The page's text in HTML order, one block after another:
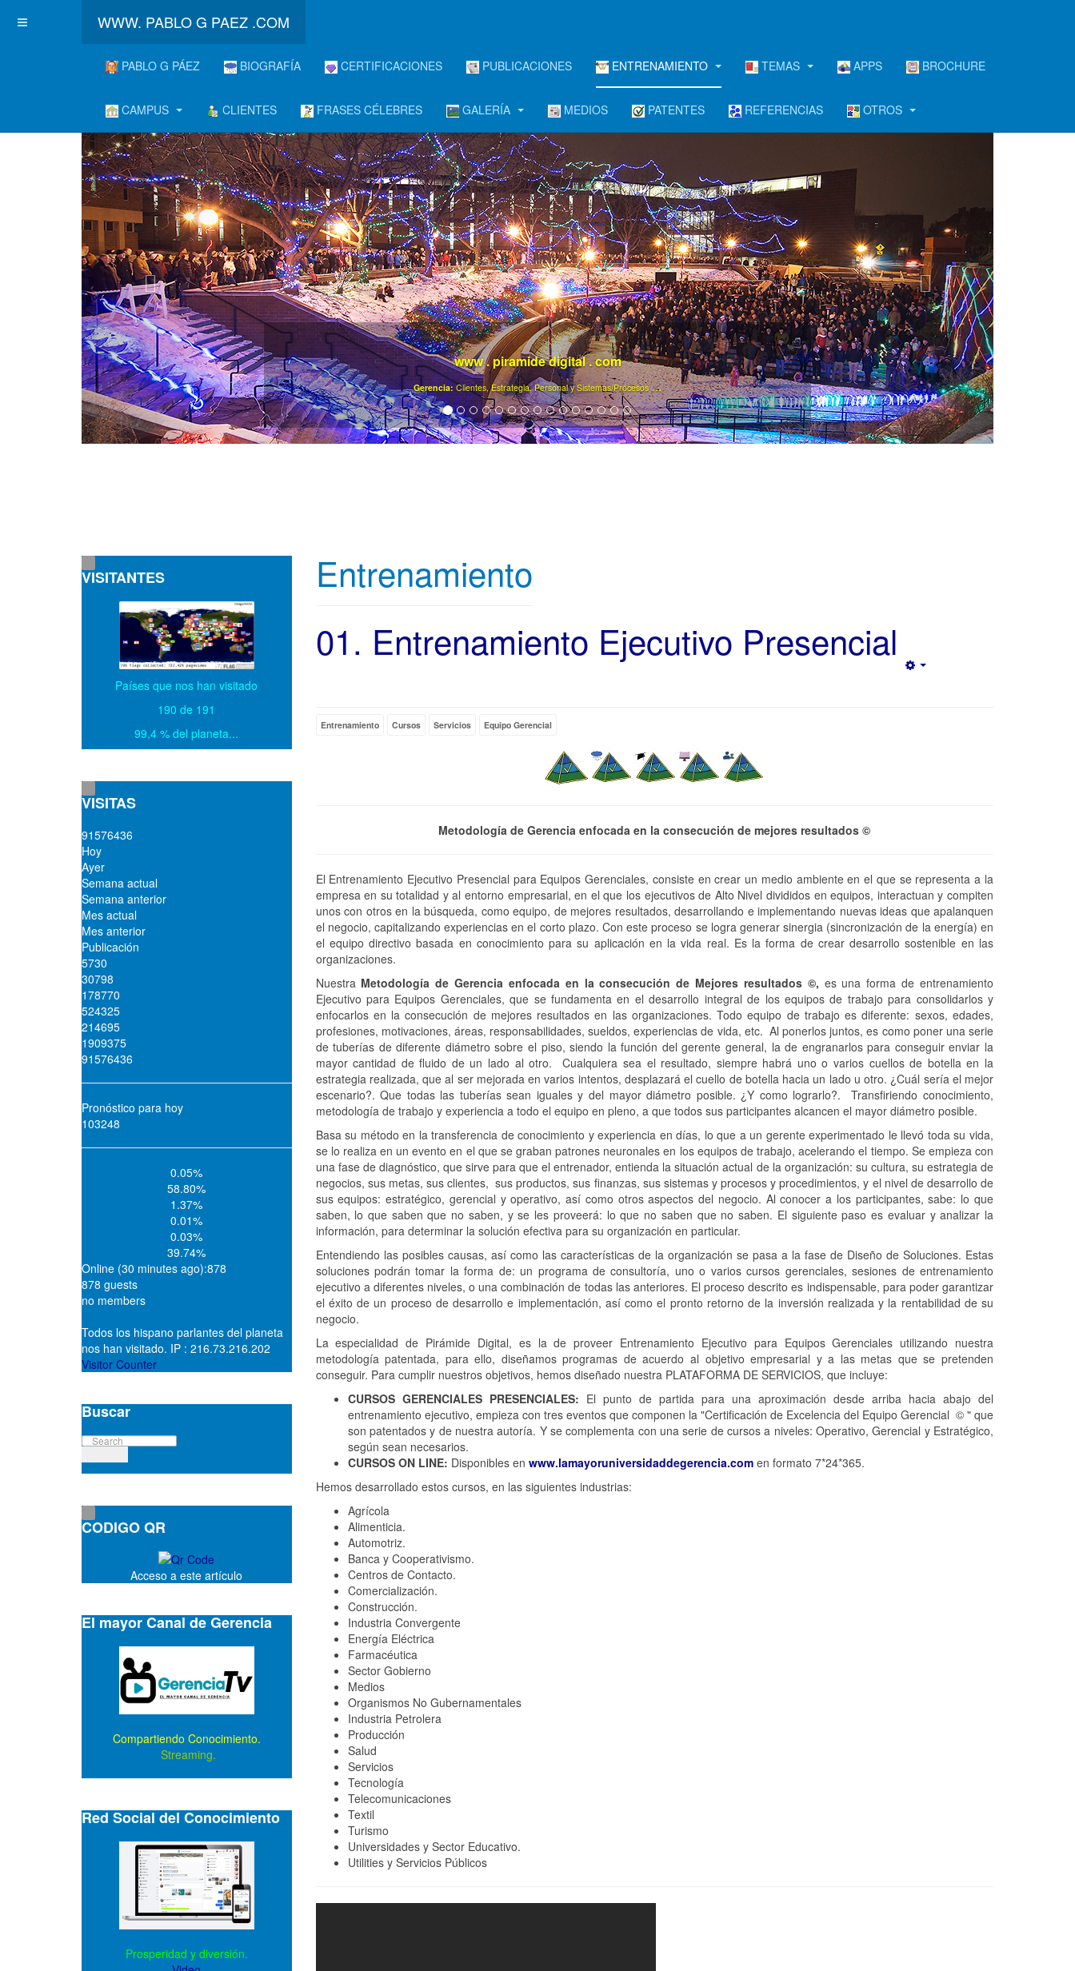
WWW. PABLO G PAEZ .COM
PABLO G PÁEZ BIOGRAFÍA CERTIFICACIONES PUBLICACIONES ENTRENAMIENTO TEMAS APPS BROCHURE
CAMPUS CLIENTES FRASES CÉLEBRES GALERÍA MEDIOS PATENTES REFERENCIAS OTROS
www . piramide digital . com
Gerencia: Clientes, Estrategia, Personal y Sistemas/Procesos...
Entrenamiento
01. Entrenamiento Ejecutivo Presencial
Entrenamiento Cursos Servicios Equipo Gerencial
Metodología de Gerencia enfocada en la consecución de mejores resultados©
El Entrenamiento Ejecutivo Presencial para Equipos Gerenciales, consiste en crear un medio ambiente en el que se representa a la
empresa en su totalidad y al entorno empresarial, en el que los ejecutivos de Alto Nivel divididos en equipos, interactuan y compiten
unos con otros en la búsqueda, como equipo, de mejores resultados, desarrollando e implementando nuevas ideas que apalanquen
el negocio, capitalizando experiencias en el corto plazo. Con este proceso se logra generar sinergia (sincronización de la energía) en
el equipo directivo basada en conocimiento para su aplicación en la vida real. Es la forma de crear desarrollo sostenible en las
organizaciones.
Nuestra Metodología de Gerencia enfocada en la consecución de Mejores resultados ©, es una forma de entrenamiento
Ejecutivo para Equipos Gerenciales, que se fundamenta en el desarrollo integral de los equipos de trabajo para consolidarlos y
enfocarlos en la consecución de mejores resultados en las organizaciones. Todo equipo de trabajo es diferente: sexos, edades,
profesiones, motivaciones, áreas, responsabilidades, sueldos, experiencias de vida, etc. Al ponerlos juntos, es como poner una serie
de tuberías de diferente diámetro sobre el piso, siendo la función del gerente general, la de engranarlos para conseguir enviar la
mayor cantidad de fluido de un lado al otro. Cualquiera sea el resultado, siempre habrá uno o varios cuellos de botella en la
estrategia realizada, que al ser mejorada en varios intentos, desplazará el cuello de botella hacia un lado u otro. ¿Cuál sería el mejor
escenario?. Que todas las tuberías sean iguales y del mayor diámetro posible. ¿Y como lograrlo?. Transfiriendo conocimiento,
metodología de trabajo y experiencia a todo el equipo en pleno, a que todos sus participantes alcancen el mayor diámetro posible.
Basa su método en la transferencia de conocimiento y experiencia en días, lo que a un gerente experimentado le llevó toda su vida,
se lo realiza en un evento en el que se graban patrones neuronales en los equipos de trabajo, acelerando el tiempo. Se empieza con
una fase de diagnóstico, que sirve para que el entrenador, entienda la situación actual de la organización: su cultura, su estrategia de
negocios, sus metas, sus clientes, sus productos, sus finanzas, sus sistemas y procesos y procedimientos, y el nivel de desarrollo de
sus equipos: estratégico, gerencial y operativo, así como otros aspectos del negocio. Al conocer a los participantes, sabe: lo que
saben, lo que saben que no saben, y se les proveerá: lo que no saben que no saben. El siguiente paso es evaluar y analizar la
información, para determinar la solución efectiva para su organización en particular.
Entendiendo las posibles causas, así como las características de la organización se pasa a la fase de Diseño de Soluciones. Estas
soluciones podrán tomar la forma de: un programa de consultoría, uno o varios cursos gerenciales, sesiones de entrenamiento
ejecutivo a diferentes niveles, o una combinación de todas las anteriores. El proceso descrito es indispensable, para poder garantizar
el éxito de un proceso de desarrollo e implementación, así como el pronto retorno de la inversión realizada y la rentabilidad de su
negocio.
La especialidad de Pirámide Digital, es la de proveer Entrenamiento Ejecutivo para Equipos Gerenciales utilizando nuestra
metodología patentada, para ello, diseñamos programas de acuerdo al objetivo empresarial y a las metas que se pretenden
conseguir. Para cumplir nuestros objetivos, hemos diseñado nuestra PLATAFORMA DE SERVICIOS, que incluye:
CURSOS GERENCIALES PRESENCIALES: El punto de partida para una aproximación desde arriba hacia abajo del
entrenamiento ejecutivo, empieza con tres eventos que componen la "Certificación de Excelencia del Equipo Gerencial © " que
son patentados y de nuestra autoría. Y se complementa con una serie de cursos a niveles: Operativo, Gerencial y Estratégico,
según sean necesarios.
CURSOS ON LINE: Disponibles en www.lamayoruniversidaddegerencia.comen formato 7*24*365.
Hemos desarrollado estos cursos, en las siguientes industrias:
Agrícola
Alimenticia.
Automotriz.
Banca y Cooperativismo.
Centros de Contacto.
Comercialización.
Construcción.
Industria Convergente
Energía Eléctrica
Farmacéutica
Sector Gobierno
Medios
Organismos No Gubernamentales
Industria Petrolera
Producción
Salud
Servicios
Tecnología
Telecomunicaciones
Textil
Turismo
Universidades y Sector Educativo.
Utilities y Servicios Públicos
VISITANTES
Países que nos han visitado
190 de 191
99,4 % del planeta...
VISITAS
91576436
Hoy
Ayer
Semana actual
Semana anterior
Mes actual
Mes anterior
Publicación
5730
30798
178770
524325
214695
1909375
91576436
Pronóstico para hoy
103248
0.05%
58.80%
1.37%
0.01%
0.03%
39.74%
Online (30 minutes ago):878
878 guests
no members
Todos los hispano parlantes del planeta
nos han visitado. IP : 216.73.216.202
Visitor Counter
Buscar
CODIGO QR
Acceso a este artículo
El mayor Canal de Gerencia
Compartiendo Conocimiento.
Streaming.
Red Social del Conocimiento
Prosperidad y diversión.